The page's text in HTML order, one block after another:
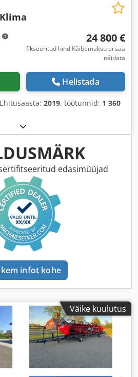
24 800 €
fikseeritud hind Käibemaksu ei saa
näidata
Helistada
2019, töötunnid: 1 360
edasimüüjad
infot kohe
Väike kuulutus